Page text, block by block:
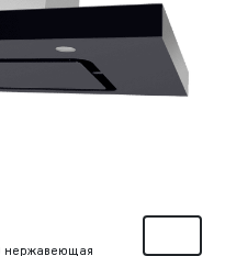
нержавеющая